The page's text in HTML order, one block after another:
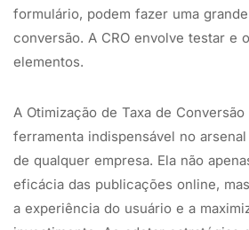
formulário, podem fazer uma
conversão. A CRO envolve testar e
elementos.
A Otimização de Taxa de Conversão
ferramenta indispensável no
de qualquer empresa. Ela não
eficácia das publicações online,
a experiência do usuário e a